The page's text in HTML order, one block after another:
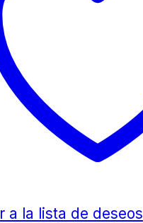
a la lista de deseos